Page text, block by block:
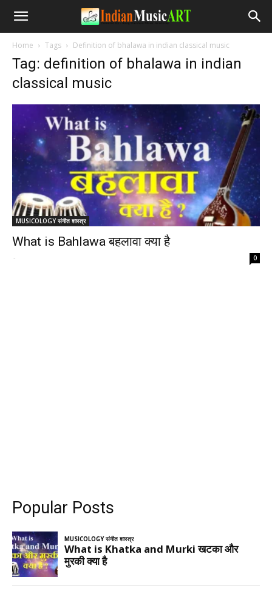
Home Tags Definition of bhalawa in indian classical music
Tag: definition of bhalawa in indian
classical music
MUSICOLOGY संगीत शास्त्र
What is Bahlawa बहलावा क्या है
- 0
Popular Posts